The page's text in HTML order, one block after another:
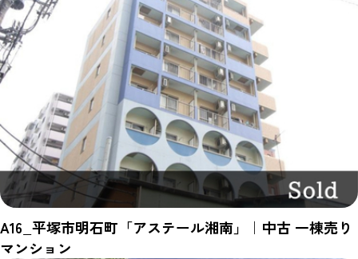
A16_平塚市明石町「アステール湘南」｜中古 一棟売り
マンション